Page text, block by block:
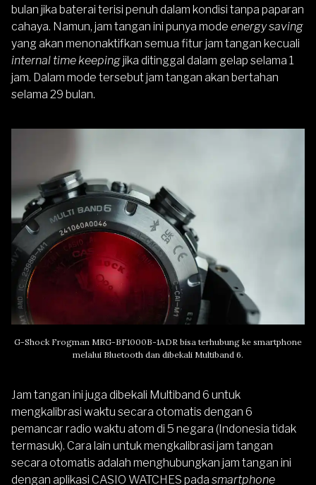
bulan jika baterai terisi penuh dalam kondisi tanpa paparan
cahaya. Namun, jam tangan ini punya mode energy saving
yang akan menonaktifkan semua fitur jam tangan kecuali
internal time keepingjika ditinggal dalam gelap selama 1
jam. Dalam mode tersebut jam tangan akan bertahan
selama 29 bulan.
G-Shock Frogman MRG-BF1000B-1ADR bisa terhubung ke smartphone
melalui Bluetooth dan dibekali Multiband 6.
Jam tangan ini juga dibekali Multiband 6 untuk
mengkalibrasi waktu secara otomatis dengan 6
pemancar radio waktu atom di 5 negara (Indonesia tidak
termasuk). Cara lain untuk mengkalibrasi jam tangan
secara otomatis adalah menghubungkan jam tangan ini
dengan aplikasi CASIO WATCHES pada smartphone